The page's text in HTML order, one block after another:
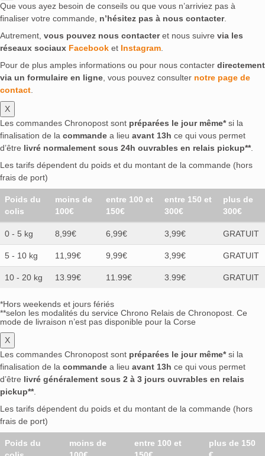
Que vous ayez besoin de conseils ou que vous n’arriviez pas à
finaliser votre commande, n’hésitez pas à nous contacter.
Autrement, vous pouvez nous contacteret nous suivre via les
réseaux sociaux Facebook et Instagram
Pour de plus amples informations ou pour nous contacter directement
via un formulaire en ligne , vous pouvez consulter notre page de
contact
X
Les commandes Chronopost sont préparées le jour même*si la
finalisation de la commande a lieu avant 13h ce qui vous permet
d’être livré normalement sous 24h ouvrables en relais pickup**.
Les tarifs dépendent du poids et du montant de la commande (hors
frais de port)
Poids du
colis
moins de
100€
entre 100 et
150€
entre 150 et
300€
plus de
300€
0 - 5 kg 8,99€ 6,99€ 3,99€ GRATUIT
5 - 10 kg 11,99€ 9,99€ 3,99€ GRATUIT
10 - 20 kg 13.99€ 11.99€ 3.99€ GRATUIT
*Hors weekends et jours fériés
**selon les modalités du service Chrono Relais de Chronopost. Ce
mode de livraison n’est pas disponible pour la Corse
X
Les commandes Chronopost sont préparées le jour même*si la
finalisation de la commande a lieu avant 13h ce qui vous permet
d’être livré généralement sous 2 à 3 jours ouvrables en relais
pickup**.
Les tarifs dépendent du poids et du montant de la commande (hors
frais de port)
Poids du
moins de
entre 100 et
plus de 150